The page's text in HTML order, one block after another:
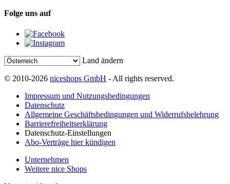
Folge uns auf
Land ändern
© 2010-2026 niceshops GmbH - All rights reserved.
Impressum und Nutzungsbedingungen
Datenschutz
Allgemeine Geschäftsbedingungen und Widerrufsbelehrung
Barrierefreiheitserklärung
Datenschutz-Einstellungen
Abo-Verträge hier kündigen
Unternehmen
Weitere nice Shops